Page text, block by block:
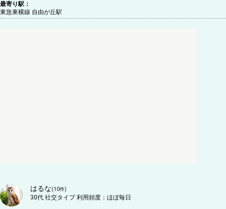
最寄り駅：
東急東横線 自由が丘駅
はるな(10件)
30代 社交タイプ利用頻度： ほぼ毎日